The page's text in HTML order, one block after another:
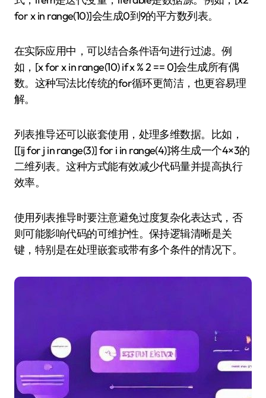
for x in range(10)]会生成0到9的平方数列表。
在实际应用中，可以结合条件语句进行过滤。例
如，[x for x in range(10) if x % 2 == 0]会生成所有偶
数。这种写法比传统的for循环更简洁，也更容易理
解。
列表推导还可以嵌套使用，处理多维数据。比如，
[[ij for j in range(3)] for i in range(4)]将生成一个4×3的
二维列表。这种方式能有效减少代码量并提高执行
效率。
使用列表推导时要注意避免过度复杂化表达式，否
则可能影响代码的可维护性。保持逻辑清晰是关
键，特别是在处理嵌套或带有多个条件的情况下。